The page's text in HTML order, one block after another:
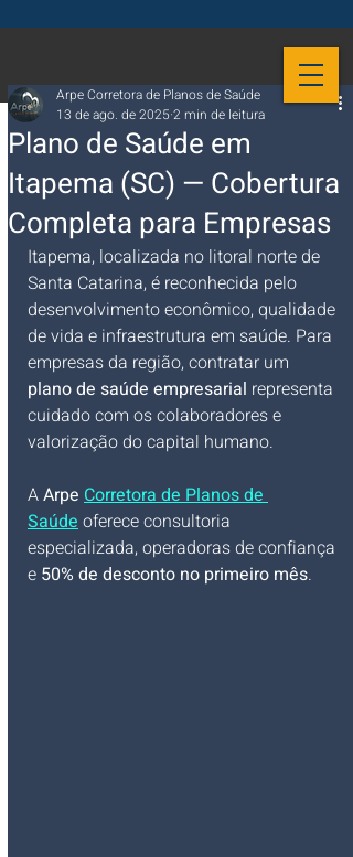
Plano de Saúde em
Itapema (SC) — Cobertura
Completa para Empresas
Arpe Corretora de Planos de Saúde
13 de ago. de 2025 2 min de leitura
Itapema, localizada no litoral norte de
Santa Catarina, é reconhecida pelo
desenvolvimento econômico, qualidade
de vida e infraestrutura em saúde. Para
empresas da região, contratar um
plano de saúde empresarial representa
cuidado com os colaboradores e
valorização do capital humano.
A Arpe Corretora de Planos de
Saúde oferece consultoria
especializada, operadoras de confiança
e 50% de desconto no primeiro mês.